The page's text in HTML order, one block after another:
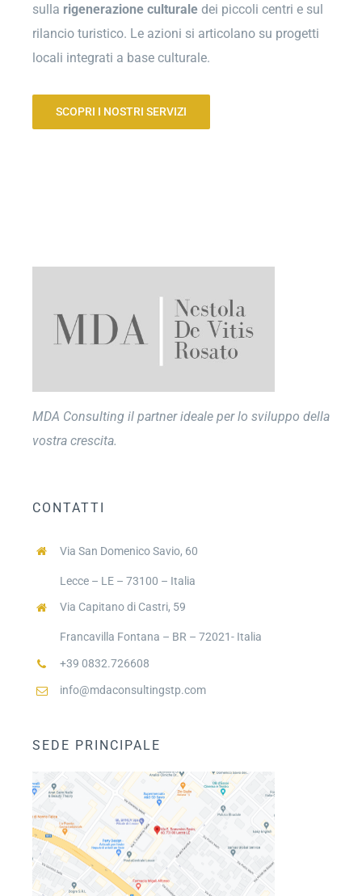
sulla rigenerazione culturaledei piccoli centri e sul
rilancio turistico. Le azioni si articolano su progetti
locali integrati a base culturale.
SCOPRI I NOSTRI SERVIZI
MDA Consulting il partner ideale per lo sviluppo della
vostra crescita.
CONTATTI
Via San Domenico Savio, 60
Lecce – LE – 73100 – Italia
Via Capitano di Castri, 59
Francavilla Fontana – BR – 72021- Italia
+39 0832.726608
info@mdaconsultingstp.com
SEDE PRINCIPALE